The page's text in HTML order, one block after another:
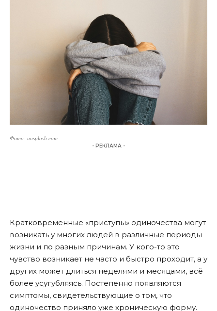
Фото: unsplash.com
- РЕКЛАМА -
Кратковременные «приступы» одиночества могут
возникать у многих людей в различные периоды
жизни и по разным причинам. У кого-то это
чувство возникает не часто и быстро проходит, а у
других может длиться неделями и месяцами, всё
более усугубляясь. Постепенно появляются
симптомы, свидетельствующие о том, что
одиночество приняло уже хроническую форму.